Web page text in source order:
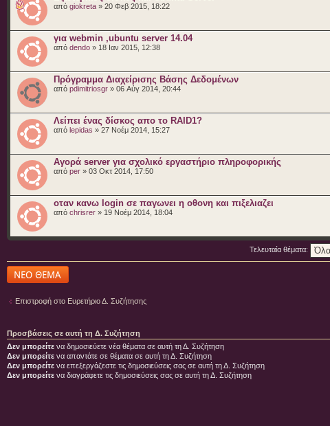
από giokreta » 20 Φεβ 2015, 18:22
για webmin ,ubuntu server 14.04
από dendo » 18 Ιαν 2015, 12:38
Πρόγραμμα Διαχείρισης Βάσης Δεδομένων
από pdimitriosgr » 06 Αύγ 2014, 20:44
Λείπει ένας δίσκος απο το RAID1?
από lepidas » 27 Νοέμ 2014, 15:27
Αγορά server για σχολικό εργαστήριο πληροφορικής
από per » 03 Οκτ 2014, 17:50
οταν κανω login σε παγωνει η οθονη και πιξελιαζει
από chrisrer » 19 Νοέμ 2014, 18:04
Τελευταία θέματα:
Δημιουργία νέου
θέματος
Επιστροφή στο Ευρετήριο Δ. Συζήτησης
Προσβάσεις σε αυτή τη Δ. Συζήτηση
Δεν μπορείτε να δημοσιεύετε νέα θέματα σε αυτή τη Δ. Συζήτηση
Δεν μπορείτε να απαντάτε σε θέματα σε αυτή τη Δ. Συζήτηση
Δεν μπορείτε να επεξεργάζεστε τις δημοσιεύσεις σας σε αυτή τη Δ. Συζήτηση
Δεν μπορείτε να διαγράφετε τις δημοσιεύσεις σας σε αυτή τη Δ. Συζήτηση